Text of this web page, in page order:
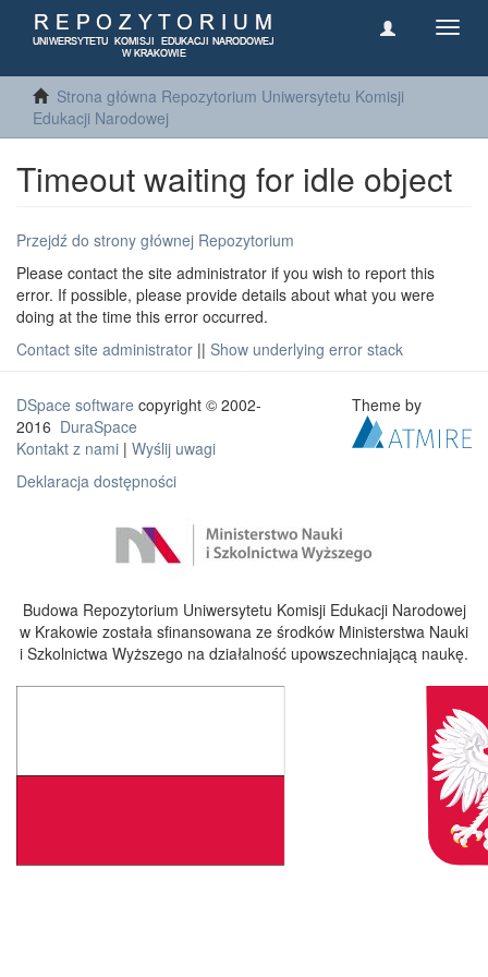
Strona główna Repozytorium Uniwersytetu Komisji
Edukacji Narodowej
Timeout waiting for idle object
Przejdź do strony głównej Repozytorium
Please contact the site administrator if you wish to report this
error. If possible, please provide details about what you were
doing at the time this error occurred.
Contact site administrator || Show underlying error stack
DSpace software copyright © 2002-
2016 DuraSpace
Kontakt z nami | Wyślij uwagi
Deklaracja dostępności
Theme by
Budowa Repozytorium Uniwersytetu Komisji Edukacji Narodowej
w Krakowie została sfinansowana ze środków Ministerstwa Nauki
i Szkolnictwa Wyższego na działalność upowszechniającą naukę.